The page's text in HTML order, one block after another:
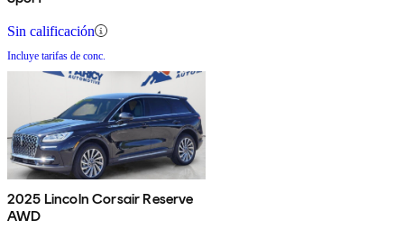
Sin calificación
Incluye tarifas de conc.
2025 Lincoln Corsair Reserve
AWD